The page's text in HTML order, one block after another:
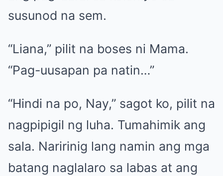
susunod na sem.
“Liana,” pilit na boses ni Mama.
“Pag-uusapan pa natin…”
“Hindi na po, Nay,” sagot ko, pilit na
nagpipigil ng luha. Tumahimik ang
sala. Naririnig lang namin ang mga
batang naglalaro sa labas at ang